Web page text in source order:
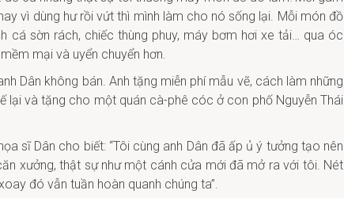
vì dùng hư rồi vứt thì mình làm cho nó sống lại. Mỗi món đồ
cá sờn rách, chiếc thùng phuy, máy bơm hơi xe tải… qua óc
mại và uyển chuyển hơn.
Dân không bán. Anh tặng miễn phí mẫu vẽ, cách làm những
và tặng cho một quán cà-phê cóc ở con phố Nguyễn Thái
sĩ Dân cho biết: “Tôi cùng anh Dân đã ấp ủ ý tưởng tạo nên
xưởng, thật sự như một cánh cửa mới đã mở ra với tôi. Nét
đó vẫn tuần hoàn quanh chúng ta”.